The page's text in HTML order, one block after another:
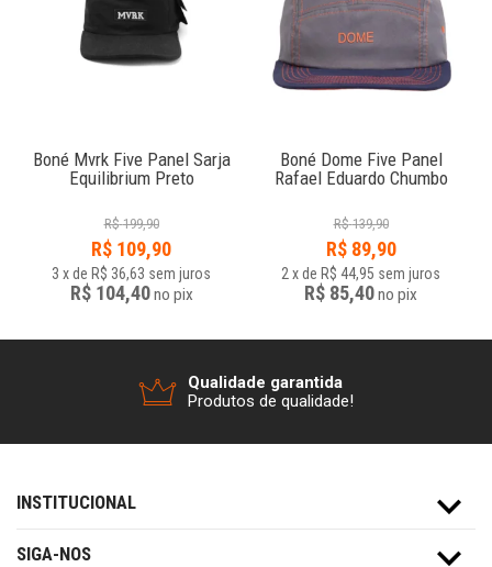
Boné Mvrk Five Panel Sarja
Equilibrium Preto
R$ 199,90
R$ 109,90
3 xde R$ 36,63 sem juros
R$ 104,40no pix
Boné Dome Five Panel
Rafael Eduardo Chumbo
R$ 139,90
R$ 89,90
2 xde R$ 44,95 sem juros
R$ 85,40no pix
Qualidade garantida
Produtos de qualidade!
INSTITUCIONAL
SIGA-NOS